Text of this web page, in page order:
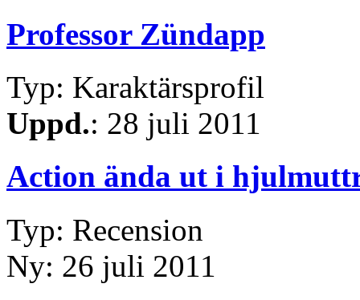
Professor Zündapp
Typ: Karaktärsprofil
Uppd.: 28 juli 2011
Action ända ut i
Typ: Recension
Ny: 26 juli 2011